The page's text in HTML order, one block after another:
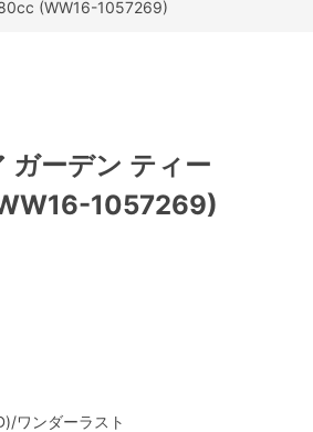
(WW16-1057269)
ガーデン ティー
1057269)
ワンダーラスト